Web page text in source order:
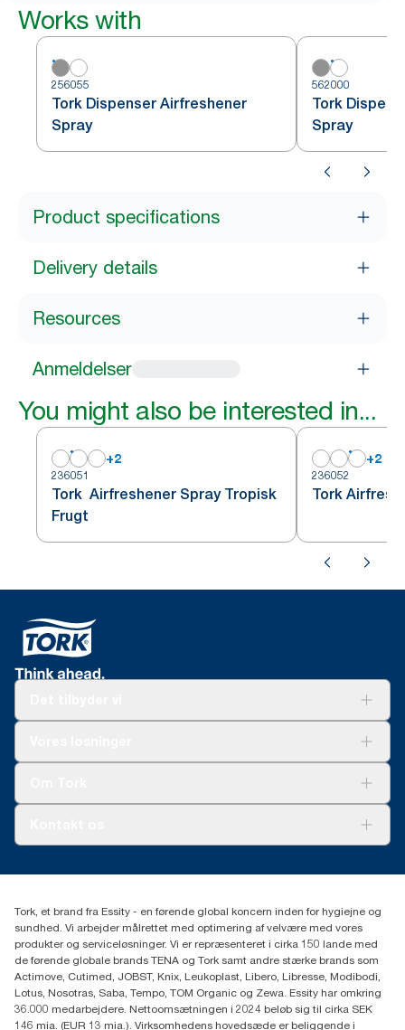
Works with
256055
Tork Dispenser Airfreshener
Spray
562000
Tork
Spray
Product specifications
Delivery details
Resources
Anmeldelser
You might also be interested in...
+2
236051
Tork Airfreshener Spray Tropisk
Frugt
+2
236052
Tork
Smiley-rapport
(+45) 48 16 82 44
Professional Hygiene
Gydevang 33
DK-3450 Allerød
Tork, et brand fra Essity - en førende global koncern inden for hygiejne og
sundhed. Vi arbejder målrettet med optimering af velvære med vores
produkter og serviceløsninger. Vi er repræsenteret i cirka 150 lande med
de førende globale brands TENA og Tork samt andre stærke brands som
Actimove, Cutimed, JOBST, Knix, Leukoplast, Libero, Libresse, Modibodi,
Lotus, Nosotras, Saba, Tempo, TOM Organic og Zewa. Essity har omkring
36.000 medarbejdere. Nettoomsætningen i 2024 beløb sig til cirka SEK
146 mia. (EUR 13 mia.). Virksomhedens hovedsæde er beliggende i